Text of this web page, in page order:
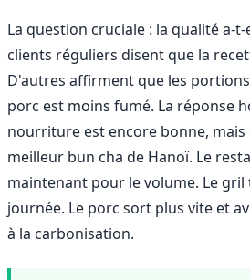
La question cruciale : la qualité a-
clients réguliers disent que la
D'autres affirment que les
porc est moins fumé. La réponse
nourriture est encore bonne, mais
meilleur bun cha de Hanoï. Le
maintenant pour le volume. Le
journée. Le porc sort plus vite et
à la carbonisation.